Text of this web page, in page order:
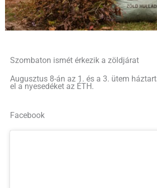
Szombaton ismét érkezik a zöldjárat
Augusztus 8-án az 1. és a 3. ütem
el a nyesedéket az ÉTH.
Facebook